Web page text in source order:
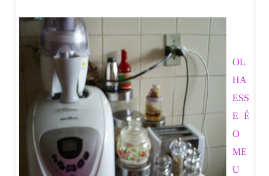
OL
HA
ESS
E É
O
ME
U